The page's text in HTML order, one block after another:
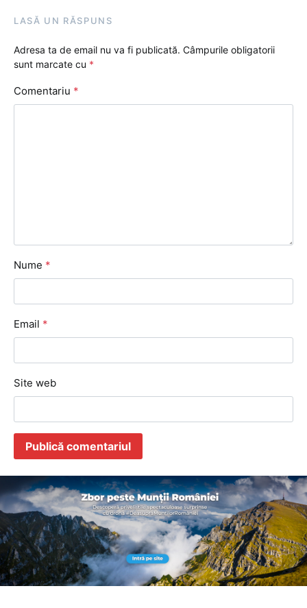
LASĂ UN RĂSPUNS
Adresa ta de email nu va fi publicată. Câmpurile obligatorii
sunt marcate cu *
Comentariu *
Nume *
Email *
Site web